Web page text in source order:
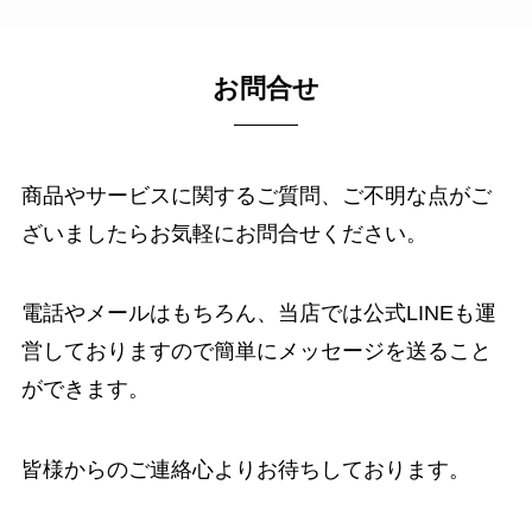
お問合せ
商品やサービスに関するご質問、ご不明な点がご
ざいましたらお気軽にお問合せください。
電話やメールはもちろん、当店では公式LINEも運
営しておりますので簡単にメッセージを送ること
ができます。
皆様からのご連絡心よりお待ちしております。